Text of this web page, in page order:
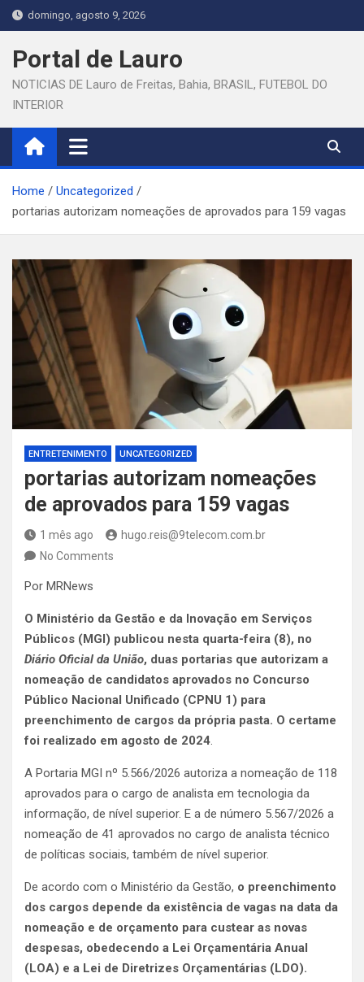
Skip
to
content
domingo, agosto 9, 2026
Portal de Lauro
NOTICIAS DE Lauro de Freitas, Bahia, BRASIL, FUTEBOL DO
INTERIOR
Home
Uncategorized
portarias autorizam nomeações de aprovados para 159 vagas
ENTRETENIMENTO UNCATEGORIZED
portarias autorizam nomeações
de aprovados para 159 vagas
1 mês ago
hugo.reis@9telecom.com.br
No Comments
Por MRNews
O Ministério da Gestão e da Inovação em Serviços
Públicos (MGI) publicou nesta quarta-feira (8), no
Diário Oficial da União, duas portarias que autorizam a
nomeação de candidatos aprovados no Concurso
Público Nacional Unificado (CPNU 1) para
preenchimento de cargos da própria pasta. O certame
foi realizado em agosto de 2024.
A Portaria MGI nº 5.566/2026 autoriza a nomeação de 118
aprovados para o cargo de analista em tecnologia da
informação, de nível superior. E a de número 5.567/2026 a
nomeação de 41 aprovados no cargo de analista técnico
de políticas sociais, também de nível superior.
De acordo com o Ministério da Gestão, o preenchimento
dos cargos depende da existência de vagas na data da
nomeação e de orçamento para custear as novas
despesas, obedecendo a Lei Orçamentária Anual
(LOA) e a Lei de Diretrizes Orçamentárias (LDO).